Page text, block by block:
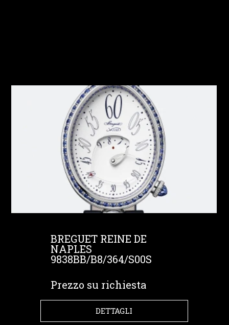
BREGUET REINE DE
NAPLES
9838BB/B8/364/S00S
Prezzo su richiesta
DETTAGLI